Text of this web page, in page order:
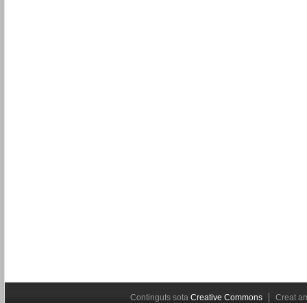
Continguts sota Creative Commons Creat